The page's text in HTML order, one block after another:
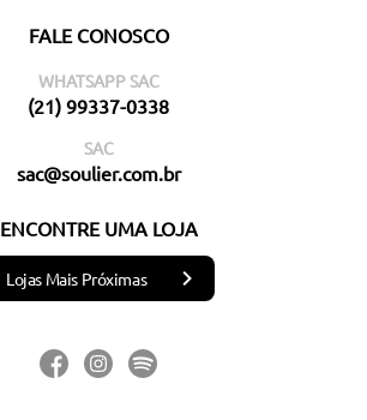
FALE CONOSCO
WHATSAPP SAC
(21) 99337-0338
SAC
sac@soulier.com.br
ENCONTRE UMA LOJA
Lojas Mais Próximas